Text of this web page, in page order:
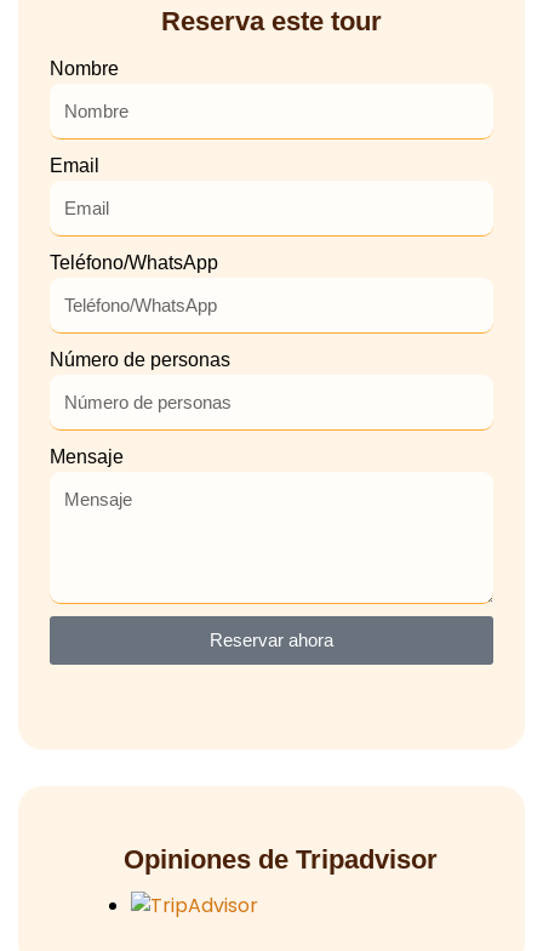
Reserva este tour
Nombre
Email
Teléfono/WhatsApp
Número de personas
Mensaje
Reservar ahora
Opiniones de Tripadvisor